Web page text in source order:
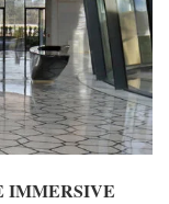
IMMERSIVE